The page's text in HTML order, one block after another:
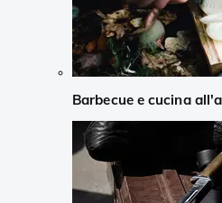
Barbecue e cucina